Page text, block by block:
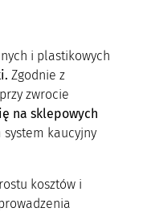
i plastikowych
Zgodnie z
zwrocie
na sklepowych
kaucyjny
kosztów i